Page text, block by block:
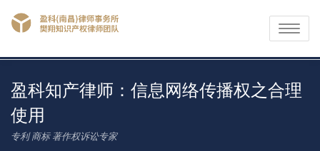
Toggle
盈科知产律师：信息网络传播权之合理
使用
专利 商标 著作权诉讼专家